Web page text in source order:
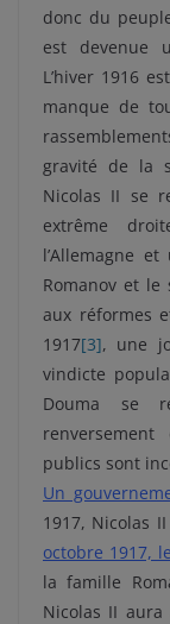
donc du
est devenue
L’hiver 1916
manque de
gravité de la
Nicolas II se
extrême
l’Allemagne
Romanov et le
aux réformes
1917[3], une
vindicte
Douma se
publics sont
Un
1917, Nicolas
octobre 1917,
la famille
Nicolas II